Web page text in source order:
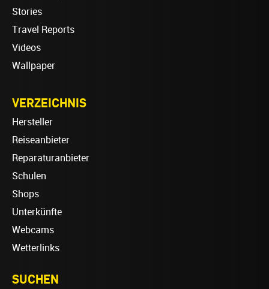
Stories
Travel Reports
Videos
Wallpaper
VERZEICHNIS
Hersteller
Reiseanbieter
Reparaturanbieter
Schulen
Shops
Unterkünfte
Webcams
Wetterlinks
SUCHEN